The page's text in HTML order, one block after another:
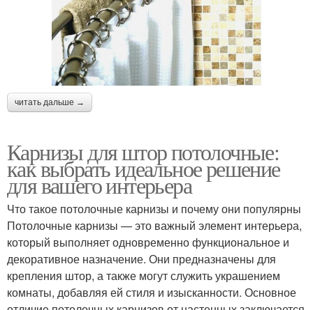
читать дальше →
Карнизы для штор потолочные:
как выбрать идеальное решение
для вашего интерьера
Что такое потолочные карнизы и почему они популярны
Потолочные карнизы — это важный элемент интерьера,
который выполняет одновременно функциональное и
декоративное назначение. Они предназначены для
крепления штор, а также могут служить украшением
комнаты, добавляя ей стиля и изысканности. Основное